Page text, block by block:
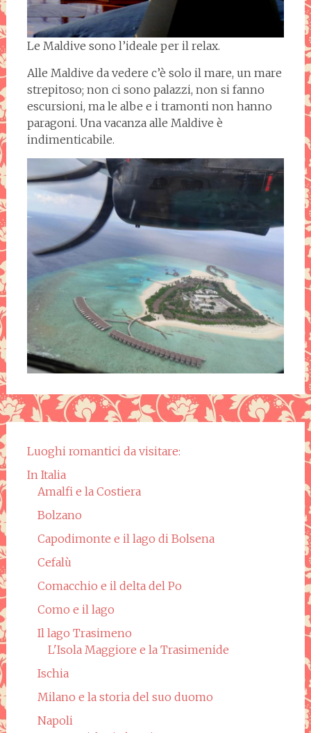
Le Maldive sono l’ideale per il relax.
Alle Maldive da vedere c’è solo il mare, un mare
strepitoso; non ci sono palazzi, non si fanno
escursioni, ma le albe e i tramonti non hanno
paragoni. Una vacanza alle Maldive è
indimenticabile.
Luoghi romantici da visitare:
In Italia
Amalfi e la Costiera
Bolzano
Capodimonte e il lago di Bolsena
Cefalù
Comacchio e il delta del Po
Como e il lago
Il lago Trasimeno
L'Isola Maggiore e la Trasimenide
Ischia
Milano e la storia del suo duomo
Napoli